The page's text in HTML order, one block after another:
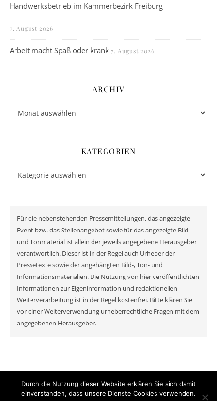
Handwerksbetrieb im Kammerbezirk Freiburg
7. August 2026
Arbeit macht Spaß oder krank 7. August 2026
ARCHIV
KATEGORIEN
Für die nebenstehenden Pressemitteilungen, das angezeigte
Event bzw. das Stellenangebot sowie für das angezeigte Bild-
und Tonmaterial ist allein der jeweils angegebene Herausgeber
verantwortlich. Dieser ist in der Regel auch Urheber der
Pressetexte sowie der angehängten Bild-, Ton- und
Informationsmaterialien. Die Nutzung von hier veröffentlichten
Informationen zur Eigeninformation und redaktionellen
Weiterverarbeitung ist in der Regel kostenfrei. Bitte klären Sie
vor einer Weiterverwendung urheberrechtliche Fragen mit dem
angegebenen Herausgeber.
© MyNewsChannel 2026
Durch die Nutzung dieser Website erklären Sie sich damit
einverstanden, dass unsere Dienste Cookies verwenden.